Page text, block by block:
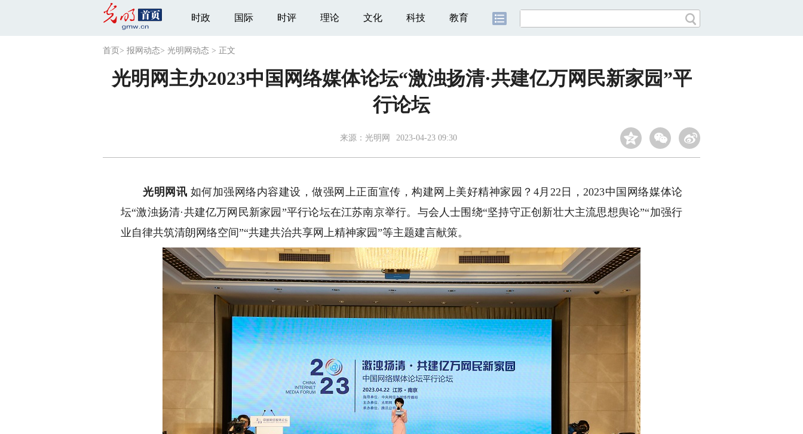
时政 国际 时评 理论 文化 科技 教育
首页 > 报网动态> 光明网动态 > 正文
光明网主办2023中国网络媒体论坛“激浊扬清·共建亿万网民新家园”平
行论坛
来源： 光明网 2023-04-23 09:30
光明网讯 如何加强网络内容建设，做强网上正面宣传，构建网上美好精神家园？4月22日，2023中国网络媒体论
坛“激浊扬清·共建亿万网民新家园”平行论坛在江苏南京举行。与会人士围绕“坚持守正创新壮大主流思想舆论”“加强行
业自律共筑清朗网络空间”“共建共治共享网上精神家园”等主题建言献策。